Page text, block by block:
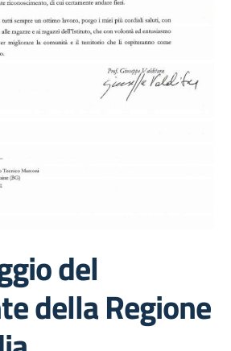
del
della Regione